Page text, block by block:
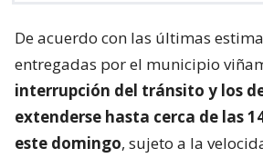
De acuerdo con las últimas
entregadas por el municipio
interrupción del tránsito y los
extenderse hasta cerca de las
este domingo, sujeto a la